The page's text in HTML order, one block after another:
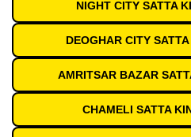
NIGHT CITY SATTA
DEOGHAR CITY
AMRITSAR BAZAR
CHAMELI SATTA